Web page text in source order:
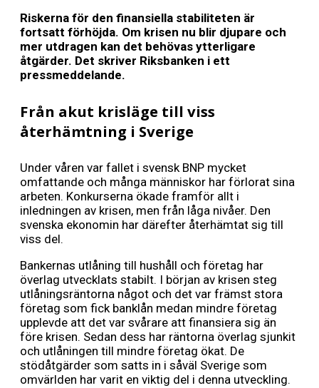
Riskerna för den finansiella stabiliteten är
fortsatt förhöjda. Om krisen nu blir djupare och
mer utdragen kan det behövas ytterligare
åtgärder. Det skriver Riksbanken i ett
pressmeddelande.
Från akut krisläge till viss
återhämtning i Sverige
Under våren var fallet i svensk BNP mycket
omfattande och många människor har förlorat sina
arbeten. Konkurserna ökade framför allt i
inledningen av krisen, men från låga nivåer. Den
svenska ekonomin har därefter återhämtat sig till
viss del.
Bankernas utlåning till hushåll och företag har
överlag utvecklats stabilt. I början av krisen steg
utlåningsräntorna något och det var främst stora
företag som fick banklån medan mindre företag
upplevde att det var svårare att finansiera sig än
före krisen. Sedan dess har räntorna överlag sjunkit
och utlåningen till mindre företag ökat. De
stödåtgärder som satts in i såväl Sverige som
omvärlden har varit en viktig del i denna utveckling.